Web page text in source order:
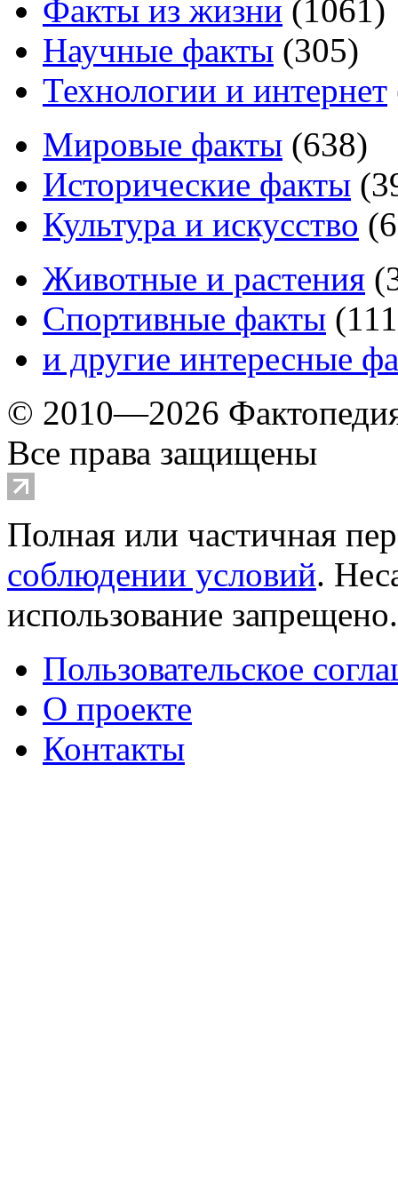
Факты из жизни (1061)
Научные факты (305)
Технологии и интернет
Мировые факты (638)
Исторические факты (
Культура и искусство (
Животные и растения (
Спортивные факты (111
и другие интересные
© 2010—2026
Все права защищены
Полная или частичная
соблюдении условий.
использование
Пользовательское
О проекте
Контакты